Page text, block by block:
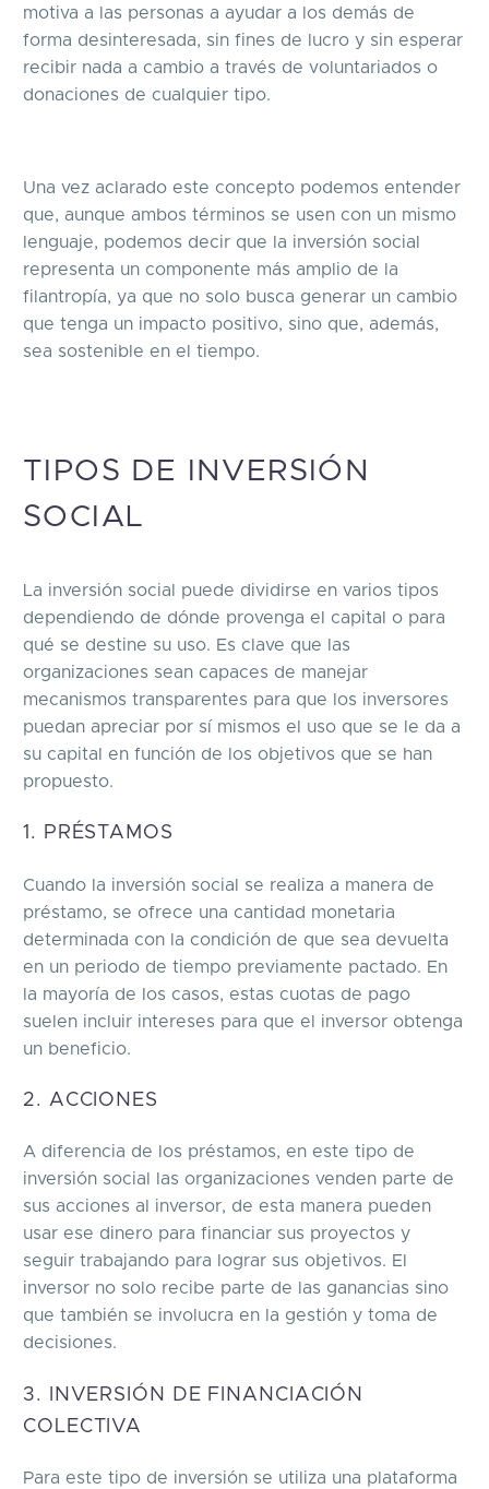
motiva a las personas a ayudar a los demás de
forma desinteresada, sin fines de lucro y sin esperar
recibir nada a cambio a través de voluntariados o
donaciones de cualquier tipo.
Una vez aclarado este concepto podemos entender
que, aunque ambos términos se usen con un mismo
lenguaje, podemos decir que la inversión social
representa un componente más amplio de la
filantropía, ya que no solo busca generar un cambio
que tenga un impacto positivo, sino que, además,
sea sostenible en el tiempo.
TIPOS DE INVERSIÓN
SOCIAL
La inversión social puede dividirse en varios tipos
dependiendo de dónde provenga el capital o para
qué se destine su uso. Es clave que las
organizaciones sean capaces de manejar
mecanismos transparentes para que los inversores
puedan apreciar por sí mismos el uso que se le da a
su capital en función de los objetivos que se han
propuesto.
1. PRÉSTAMOS
Cuando la inversión social se realiza a manera de
préstamo, se ofrece una cantidad monetaria
determinada con la condición de que sea devuelta
en un periodo de tiempo previamente pactado. En
la mayoría de los casos, estas cuotas de pago
suelen incluir intereses para que el inversor obtenga
un beneficio.
2. ACCIONES
A diferencia de los préstamos, en este tipo de
inversión social las organizaciones venden parte de
sus acciones al inversor, de esta manera pueden
usar ese dinero para financiar sus proyectos y
seguir trabajando para lograr sus objetivos. El
inversor no solo recibe parte de las ganancias sino
que también se involucra en la gestión y toma de
decisiones.
3. INVERSIÓN DE FINANCIACIÓN
COLECTIVA
Para este tipo de inversión se utiliza una plataforma